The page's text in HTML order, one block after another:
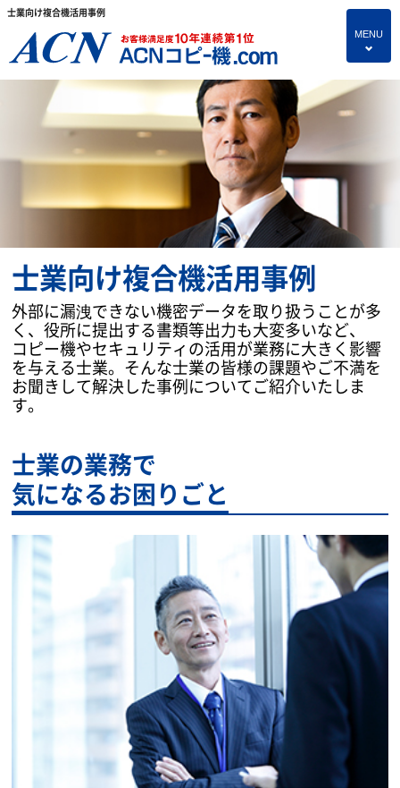
士業向け複合機活用事例
MENU
4
HOME
プランのご紹介
保守サービス
コピー機あれこれ
複合機・情報セキュリティブログ
よくあるご質問
独立・開業支援プラン
お問い合わせ
士業向け複合機活用事例
外部に漏洩できない機密データを取り扱うことが多
く、役所に提出する書類等出力も大変多いなど、
コピー機やセキュリティの活用が業務に大きく影響
を与える士業。そんな士業の皆様の課題やご不満を
お聞きして解決した事例についてご紹介いたしま
す。
士業の業務で
気になるお困りごと